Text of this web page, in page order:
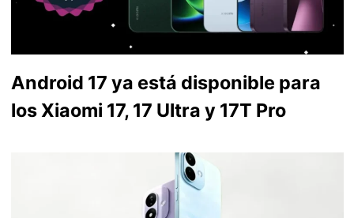
Android 17 ya está disponible para
los Xiaomi 17, 17 Ultra y 17T Pro